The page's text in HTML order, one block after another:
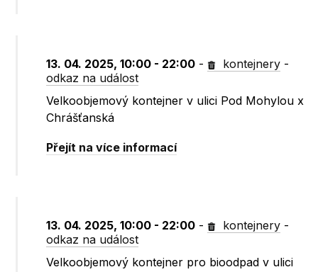
13. 04. 2025, 10:00 - 22:00 - kontejnery -
odkaz na událost
Velkoobjemový kontejner v ulici Pod Mohylou x
Chrášťanská
Přejít na více informací
13. 04. 2025, 10:00 - 22:00 - kontejnery -
odkaz na událost
Velkoobjemový kontejner pro bioodpad v ulici